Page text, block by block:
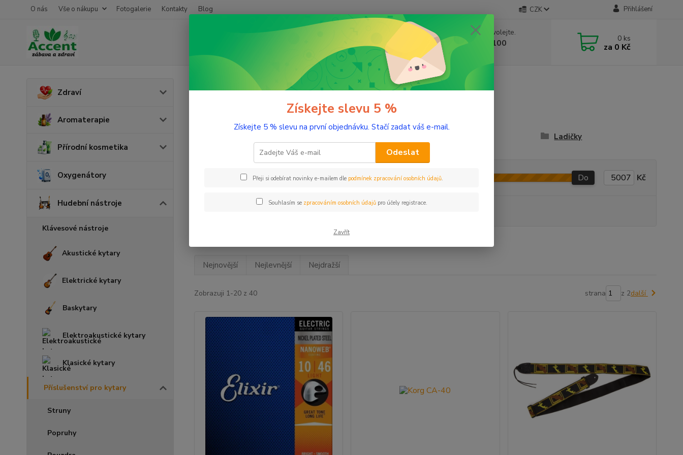
O nás Vše o nákupu Fotogalerie Kontakty Blog CZK Přihlášení
Nevíte si rady? Zavolejte.
+420 603 332 100
(Po-Pá, 10-17 hod.)
0 ks
za 0 Kč
Zdraví
Aromaterapie
Přírodní kosmetika
Oxygenátory
Hudební nástroje
Klávesové nástroje
Akustické kytary
Elektrické kytary
Baskytary
Elektroakustické kytary
Klasické kytary
Příslušenství pro kytary
Struny
Popruhy
Hudební nástroje Příslušenství pro kytary
Příslušenství pro kytary
Ladičky
Kč Od Do Kč
Nejnovější Nejlevnější Nejdražší
Zobrazuji 1-20 z 40 strana z 2další
Získejte slevu 5 %
Získejte 5 % slevu na první objednávku. Stačí zadat váš e-mail.
Odeslat
Přeji si odebírat novinky e-mailem dle podmínek zpracování osobních údajů.
Souhlasím se zpracováním osobních údajůpro účely registrace.
Zavřít